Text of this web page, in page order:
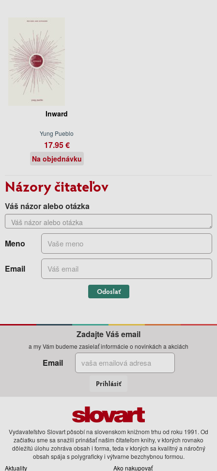
Inward
Yung Pueblo
17.95 €
Na objednávku
Názory čitateľov
Váš názor alebo otázka
Meno
Email
Odoslať
Zadajte Váš email
a my Vám budeme zasielať informácie o novinkách a akciách
Email
Prihlásiť
Vydavateľstvo Slovart pôsobí na slovenskom knižnom trhu od roku 1991. Od
začiatku sme sa snažili prinášať našim čitateľom knihy, v ktorých rovnako
dôležitú úlohu zohráva obsah i forma, teda v ktorých sa kvalitný a náročný
obsah spája s polygraficky i výtvarne bezchybnou formou.
Aktuality
Ako nakupovať